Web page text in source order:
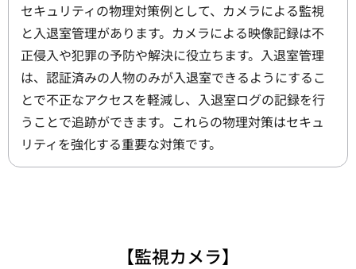
セキュリティの物理対策例として、カメラによる監視
と入退室管理があります。カメラによる映像記録は不
正侵入や犯罪の予防や解決に役立ちます。入退室管理
は、認証済みの人物のみが入退室できるようにするこ
とで不正なアクセスを軽減し、入退室ログの記録を行
うことで追跡ができます。これらの物理対策はセキュ
リティを強化する重要な対策です。
【監視カメラ】